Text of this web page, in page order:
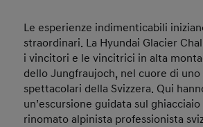
Le esperienze indimenticabili
straordinari. La Hyundai Glacier
i vincitori e le vincitrici in alta
dello Jungfraujoch, nel cuore di
spettacolari della Svizzera. Qui
un’escursione guidata sul
rinomato alpinista professionista